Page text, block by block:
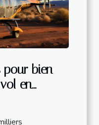
pour bien
en